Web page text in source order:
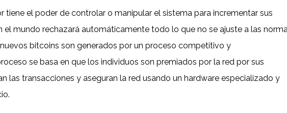
tiene el poder de controlar o manipular el sistema para incrementar sus
el mundo rechazará automáticamente todo lo que no se ajuste a las
bitcoins son generados por un proceso competitivo y
se basa en que los individuos son premiados por la red por sus
las transacciones y aseguran la red usando un hardware especializado y